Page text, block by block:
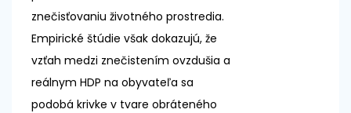
znečisťovaniu životného prostredia.
Empirické štúdie však dokazujú, že
vzťah medzi znečistením ovzdušia a
reálnym HDP na obyvateľa sa
podobá krivke v tvare obráteného